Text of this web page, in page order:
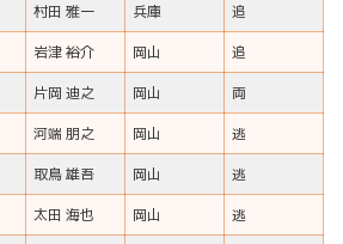
村田 雅一 兵庫
追
岩津 裕介 岡山
追
片岡 迪之 岡山
両
河端 朋之 岡山
逃
取鳥 雄吾 岡山
逃
太田 海也 岡山
逃